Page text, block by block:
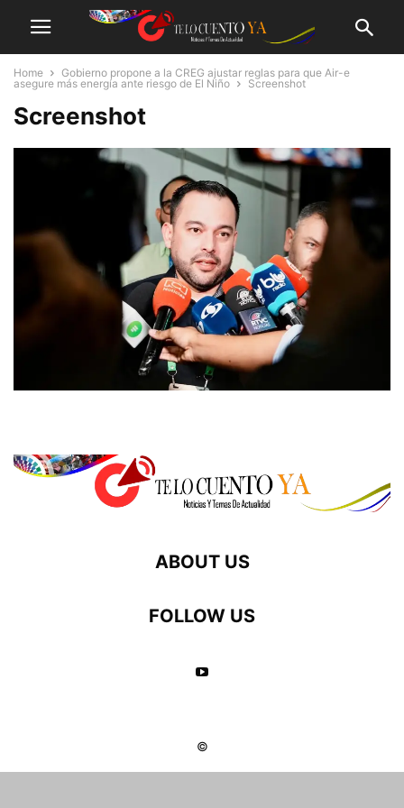
Home
Gobierno propone a la CREG ajustar reglas para que Air-e
asegure más energía ante riesgo de El Niño
Screenshot
Screenshot
ABOUT US
FOLLOW US
©